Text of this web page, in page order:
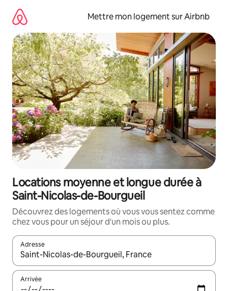
directement
contenu
Mettre mon logement sur Airbnb
Locations moyenne et longue durée à
Saint-Nicolas-de-Bourgueil
Découvrez des logements où vous vous sentez comme
chez vous pour un séjour d'un mois ou plus.
Adresse
Lorsque les résultats s'affichent, utilisez les flèches vers le
Arrivée